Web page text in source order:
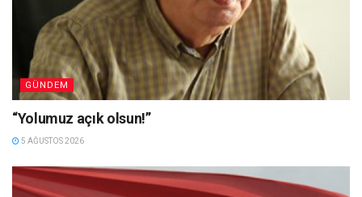
GÜNDEM
“Yolumuz açık olsun!”
5 AĞUSTOS 2026